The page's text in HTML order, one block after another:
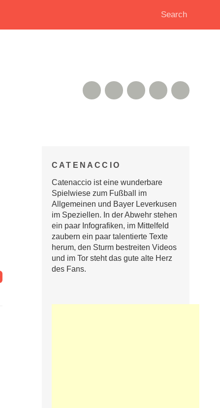
Google+
Instagram
Xing
RSS Feed
CATENACCIO
Catenaccio ist eine wunderbare
Spielwiese zum Fußball im
Allgemeinen und Bayer Leverkusen
im Speziellen. In der Abwehr stehen
ein paar Infografiken, im Mittelfeld
zaubern ein paar talentierte Texte
herum, den Sturm bestreiten Videos
und im Tor steht das gute alte Herz
des Fans.